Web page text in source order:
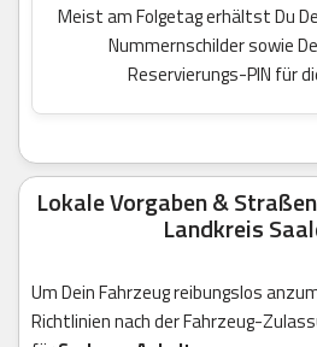
Meist am Folgetag erhältst Du
Nummernschilder sowie
Reservierungs-PIN für
Lokale Vorgaben &
Landkreis
Um Dein Fahrzeug reibungslos
Richtlinien nach der Fahrzeug-